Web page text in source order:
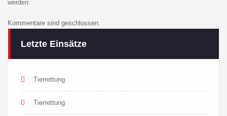
werden.
Kommentare sind geschlossen.
Letzte Einsätze
Tierrettung
Tierrettung